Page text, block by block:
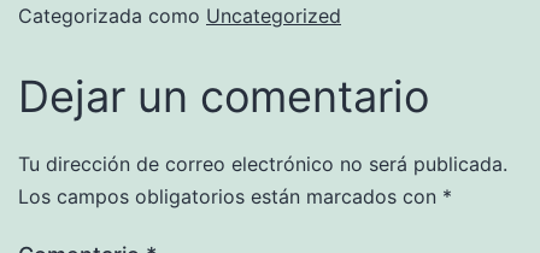
Categorizada como Uncategorized
Dejar un comentario
Tu dirección de correo electrónico no será publicada.
Los campos obligatorios están marcados con *